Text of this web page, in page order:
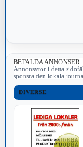
BETALDA ANNONSER
Annonsytor i detta
sponsra den lokala
DIVERSE